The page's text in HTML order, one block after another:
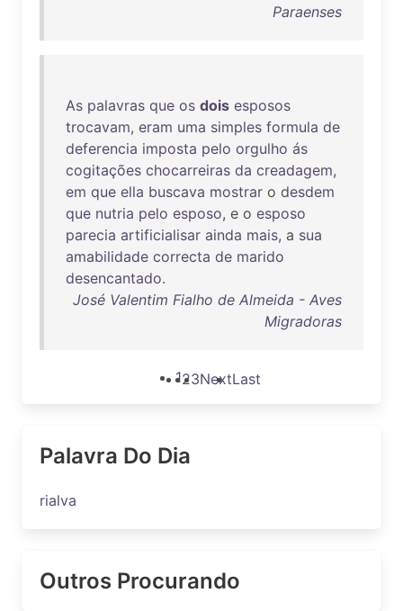
Paraenses
As palavras que os dois esposos
trocavam, eram uma simples formula de
deferencia imposta pelo orgulho ás
cogitações chocarreiras da creadagem,
em que ella buscava mostrar o desdem
que nutria pelo esposo, e o esposo
parecia artificialisar ainda mais, a sua
amabilidade correcta de marido
desencantado.
José Valentim Fialho de Almeida - Aves
Migradoras
123NextLast
Palavra Do Dia
rialva
Outros Procurando